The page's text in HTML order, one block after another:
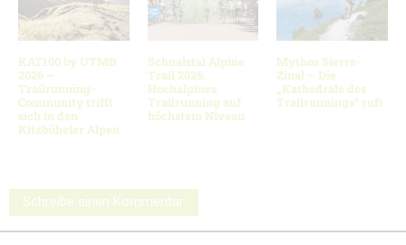
KAT100 by UTMB
2026 –
Trailrunning-
Community trifft
sich in den
Kitzbüheler Alpen
Schnalstal Alpine
Trail 2026:
Hochalpines
Trailrunning auf
höchstem Niveau
Mythos Sierre-
Zinal – Die
„Kathedrale des
Trailrunnings“ ruft
Schreibe einen Kommentar